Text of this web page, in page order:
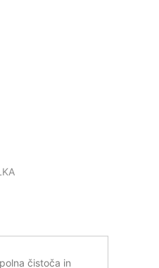
čistoča in